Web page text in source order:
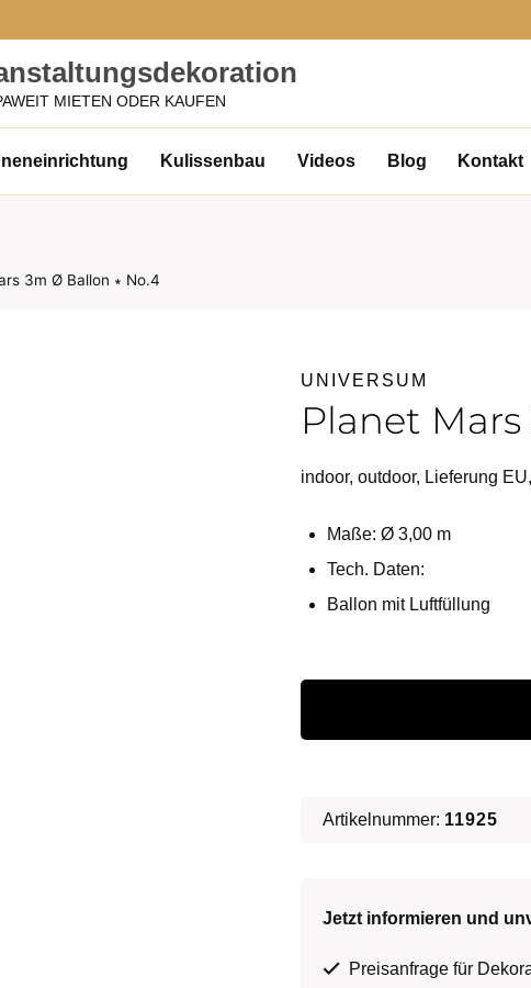
MIETEN ODER KAUFEN
Kulissenbau Videos Blog Kontakt
3m Ø Ballon ∗ No.4
UNIVERSUM
Planet
indoor, outdoor, Lieferung
Maße: Ø 3,00 m
Tech. Daten:
Ballon mit Luftfüllung
3m
Ballon
Menge
Artikelnummer: 11925
Jetzt informieren und
Preisanfrage für